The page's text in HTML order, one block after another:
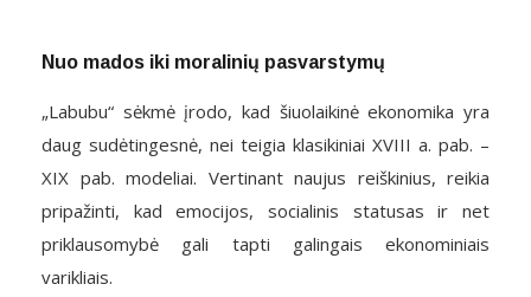
Nuo mados iki moralinių pasvarstymų
„Labubu“ sėkmė įrodo, kad šiuolaikinė ekonomika yra
daug sudėtingesnė, nei teigia klasikiniai XVIII a. pab. –
XIX pab. modeliai. Vertinant naujus reiškinius, reikia
pripažinti, kad emocijos, socialinis statusas ir net
priklausomybė gali tapti galingais ekonominiais
varikliais.